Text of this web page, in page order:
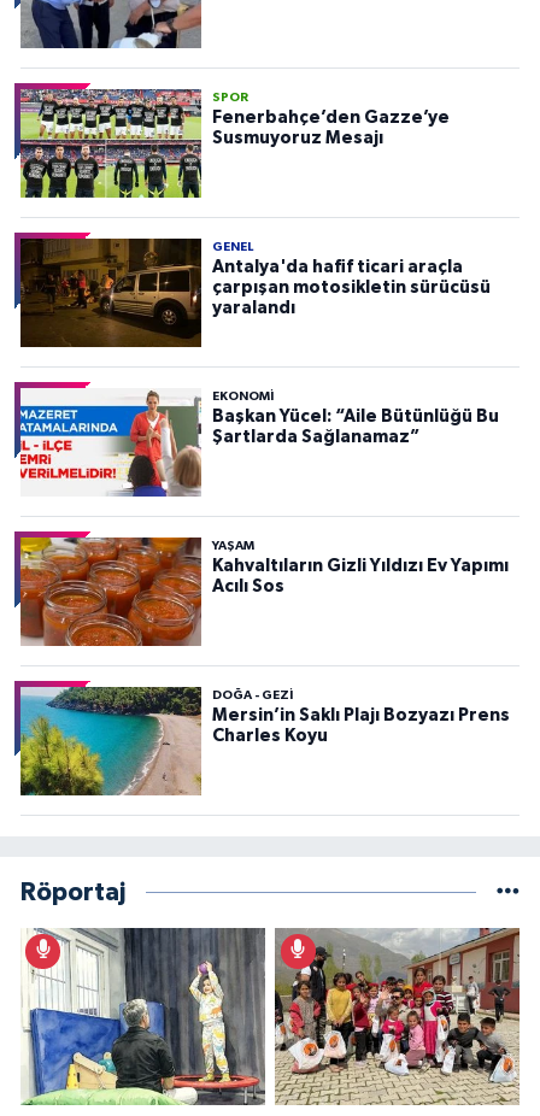
SPOR
Fenerbahçe’den Gazze’ye
Susmuyoruz Mesajı
GENEL
Antalya'da hafif ticari araçla
çarpışan motosikletin sürücüsü
yaralandı
EKONOMI
Başkan Yücel: “Aile Bütünlüğü Bu
Şartlarda Sağlanamaz”
YAŞAM
Kahvaltıların Gizli Yıldızı Ev Yapımı
Acılı Sos
DOĞA - GEZI
Mersin’in Saklı Plajı Bozyazı Prens
Charles Koyu
Röportaj